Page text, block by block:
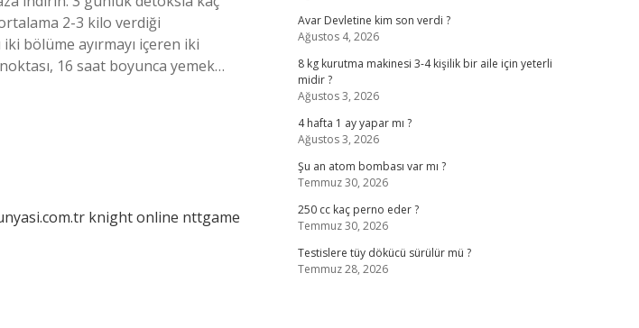
2-3 kilo verdiği
bölüme ayırmayı içeren iki
16 saat boyunca yemek…
knight online nttgame
Avar Devletine kim son verdi ?
Ağustos 4, 2026
8 kg kurutma makinesi 3-4 kişilik bir aile için yeterli
midir ?
Ağustos 3, 2026
4 hafta 1 ay yapar mı ?
Ağustos 3, 2026
Şu an atom bombası var mı ?
Temmuz 30, 2026
250 cc kaç perno eder ?
Temmuz 30, 2026
Testislere tüy dökücü sürülür mü ?
Temmuz 28, 2026